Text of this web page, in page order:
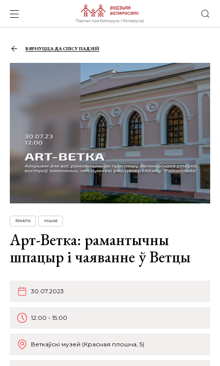
ВЯРНУЦЦА ДА СПІСУ ПАДЗЕЙ
ГОМЕЛЬ ІНШАЕ
Арт-Ветка: рамантычны
шпацыр і чаяванне ў Ветцы
30.07.2023
12:00 - 15:00
Веткаўскі музей (Красная плошча, 5)